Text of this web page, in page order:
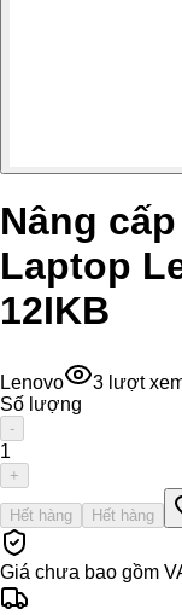
Nâng
Laptop
12IKB
Lenovo 3 lượt
Số lượng
-
1
+
Hết hàng Hết hàng
Giá chưa bao gồm